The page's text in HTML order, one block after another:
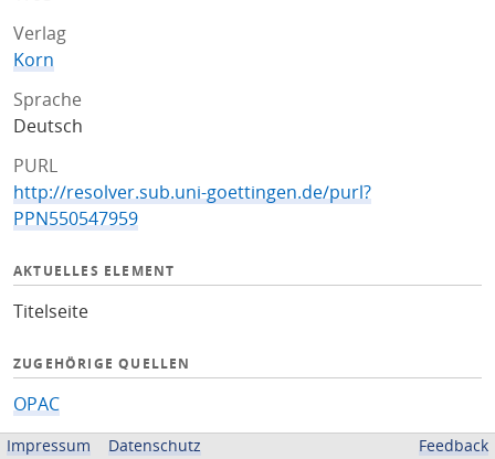
Verlag
Korn
Sprache
Deutsch
PURL
http://resolver.sub.uni-goettingen.de/purl?
PPN550547959
AKTUELLES ELEMENT
Titelseite
ZUGEHÖRIGE QUELLEN
OPAC
Impressum Datenschutz Feedback